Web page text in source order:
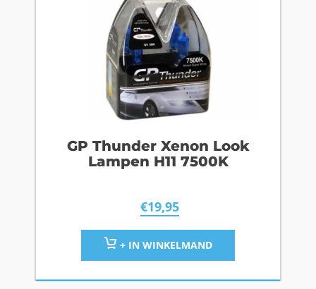
GP Thunder Xenon Look
Lampen H11 7500K
€19,95
+ IN WINKELMAND